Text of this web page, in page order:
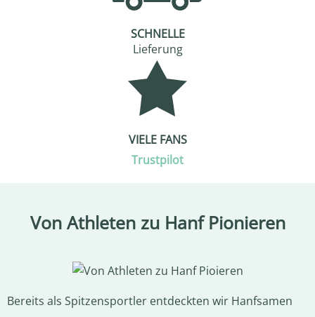
SCHNELLE
Lieferung
VIELE FANS
Trustpilot
Von Athleten zu Hanf Pionieren
Bereits als Spitzensportler entdeckten wir Hanfsamen